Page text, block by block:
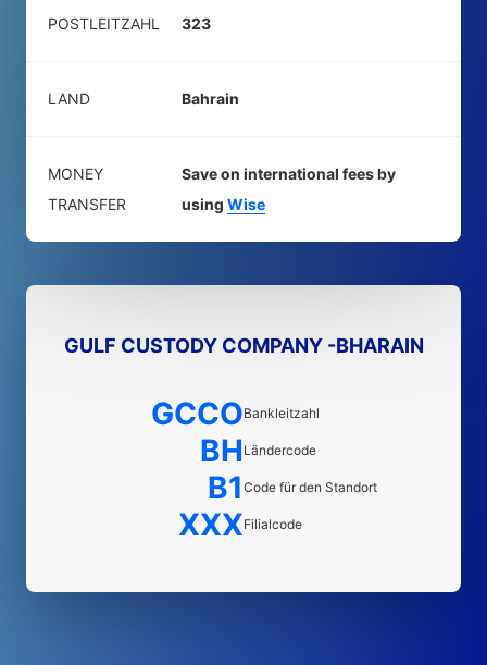
POSTLEITZAHL 323
LAND Bahrain
MONEY
TRANSFER
Save on international fees by
using Wise
GULF CUSTODY COMPANY -BHARAIN
GCCOBankleitzahl
BHLändercode
B1 Code für den Standort
XXXFilialcode